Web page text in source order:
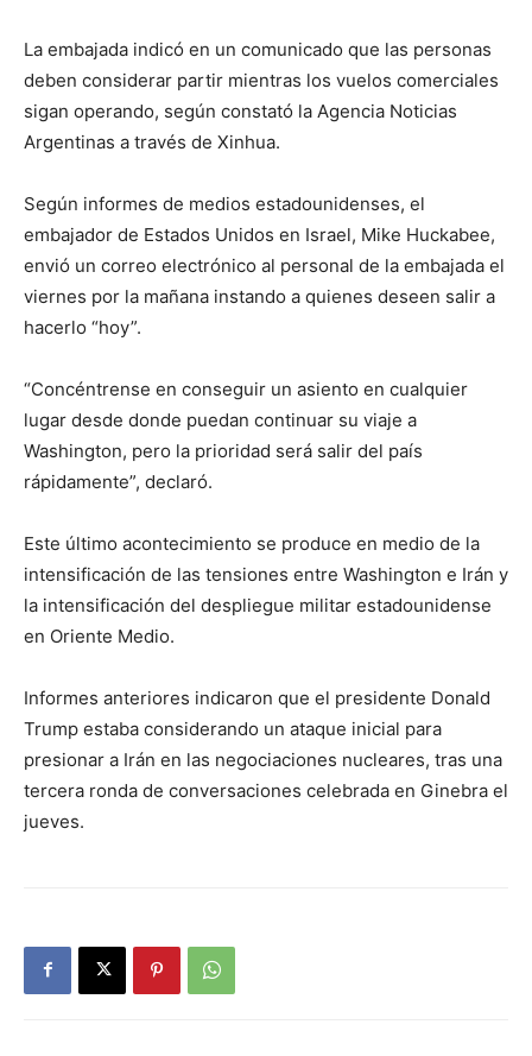
La embajada indicó en un comunicado que las personas
deben considerar partir mientras los vuelos comerciales
sigan operando, según constató la Agencia Noticias
Argentinas a través de Xinhua.
Según informes de medios estadounidenses, el
embajador de Estados Unidos en Israel, Mike Huckabee,
envió un correo electrónico al personal de la embajada el
viernes por la mañana instando a quienes deseen salir a
hacerlo “hoy”.
“Concéntrense en conseguir un asiento en cualquier
lugar desde donde puedan continuar su viaje a
Washington, pero la prioridad será salir del país
rápidamente”, declaró.
Este último acontecimiento se produce en medio de la
intensificación de las tensiones entre Washington e Irán y
la intensificación del despliegue militar estadounidense
en Oriente Medio.
Informes anteriores indicaron que el presidente Donald
Trump estaba considerando un ataque inicial para
presionar a Irán en las negociaciones nucleares, tras una
tercera ronda de conversaciones celebrada en Ginebra el
jueves.